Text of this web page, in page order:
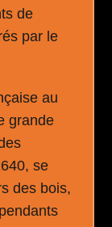
de
par le
au
grande
se
des bois,